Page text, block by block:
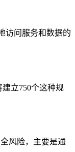
访问服务和数据的
立750个这种规
风险，主要是通